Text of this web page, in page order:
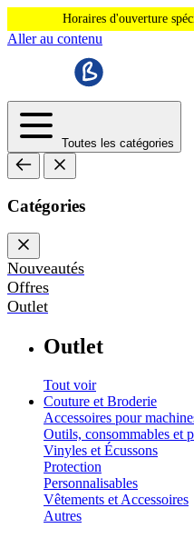
Horaires d'ouverture
Aller au contenu
Toutes les catégories
Catégories
Nouveautés
Offres
Outlet
Outlet
Tout voir
Couture et Broderie
Accessoires pour
Outils, consommables et
Vinyles et Écussons
Protection
Personnalisables
Vêtements et Accessoires
Autres